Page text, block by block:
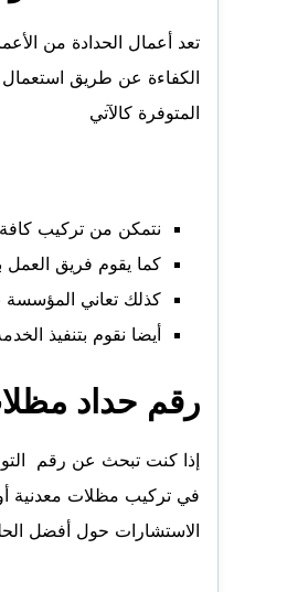
تعد أعمال الحدادة من
الكفاءة عن طريق
المتوفرة كالآتي
نتمكن من تركيب
كما يقوم فريق العمل
كذلك تعاني المؤسسة
أيضا نقوم بتنفيذ
رقم حداد
إذا كنت تبحث عن رقم
في تركيب مظلات معدنية
الاستشارات حول أفضل